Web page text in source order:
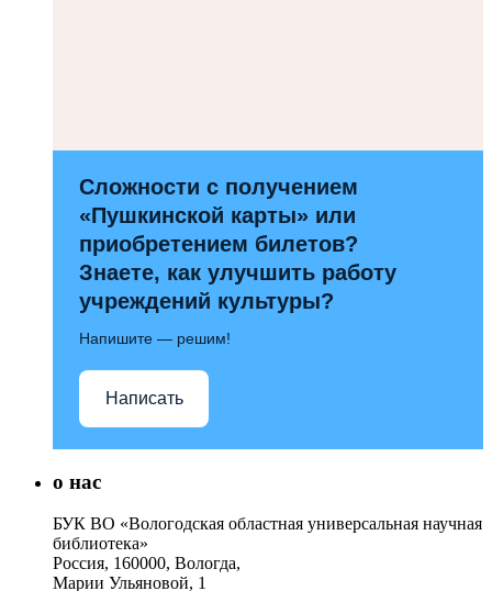
Сложности с получением
«Пушкинской карты» или
приобретением билетов?
Знаете, как улучшить работу
учреждений культуры?
Напишите — решим!
Написать
о нас
БУК ВО «Вологодская областная универсальная научная
библиотека»
Россия, 160000, Вологда,
Марии Ульяновой, 1